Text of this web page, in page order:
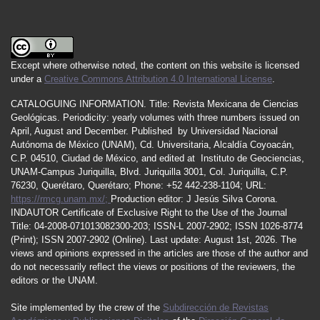
Except where otherwise noted, the content on this website is licensed
under a Creative Commons Attribution 4.0 International License.
CATALOGUING INFORMATION. Title: Revista Mexicana de Ciencias
Geológicas. Periodicity: yearly volumes with three numbers issued on
April , August and December. Published by Universidad Nacional
Autónoma de México (UNAM), Cd. Universitaria, Alcaldía Coyoacán,
C.P. 04510, Ciudad de México, and edited at Instituto de Geociencias,
UNAM-Campus Juriquilla, Blvd. Juriquilla 3001, Col. Juriquilla, C.P.
76230, Querétaro, Querétaro; Phone: +52 442-238-1104; URL:
https://rmcg.unam.mx/; Production editor: J Jesús Silva Corona.
INDAUTOR Certificate of Exclusive Right to the Use of the Journal
Title: 04-2008-071013082300-203; ISSN-L 2007-2902; ISSN 1026-8774
(Print); ISSN 2007-2902 (Online). Last update: August 1st, 2026. The
views and opinions expressed in the articles are those of the author and
do not necessarily reflect the views or positions of the reviewers, the
editors or the UNAM.
Site implemented by the crew of the Subdirección de Revistas